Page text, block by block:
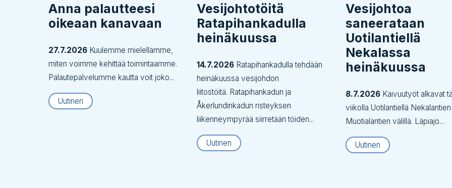
Anna palautteesi
oikeaan kanavaan
27.7.2026 Kuulemme mielellämme,
miten voimme kehittää toimintaamme.
Palautepalvelumme kautta voit joko...
Uutinen
Vesijohtotöitä
Ratapihankadulla
heinäkuussa
14.7.2026 Ratapihankadulla tehdään
heinäkuussa vesijohdon
liitostöitä. Ratapihankadun ja
Åkerlundinkadun risteyksen
liikenneympyrää siirretään töiden...
Uutinen
Vesijohtoa
saneerataan
Uotilantiellä
Nekalassa
heinäkuussa
8.7.2026Kaivuutyöt alkavat
viikolla Uotilantiellä Nekalantien
Muotialantien välillä. Läpiajo...
Uutinen